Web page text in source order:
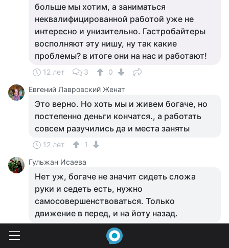
больше мы хотим, а заниматься
неквалифицированной работой уже не
интересно и унизительно. Гастробайтеры
восполняют эту нишу, ну так какие
проблемы? в итоге они на нас и работают!
12 лет 3
0
Евгений Лавровский Женат
Это верно. Но хоть мы и живем богаче, но
постепенно деньги кончатся., а работать
совсем разучились да и места заняты
12 лет
1
Гульжан Исаева
Нет уж, богаче не значит сидеть сложа
руки и седеть есть, нужно
самосовершенствоваться. Только
движение в перед, и на йоту назад.